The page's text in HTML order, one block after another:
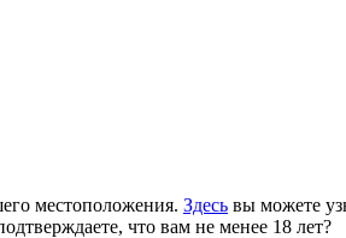
местоположения. Здесь вы можете
что вам не менее 18 лет?